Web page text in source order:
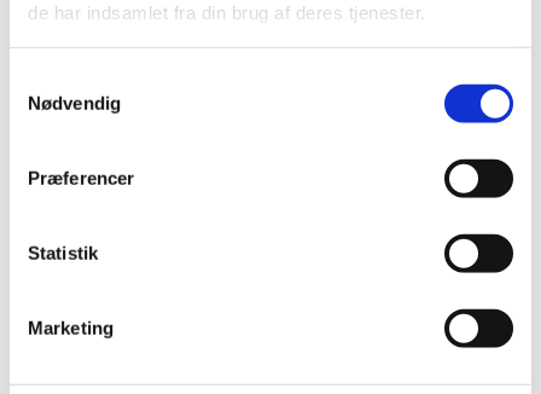
de har indsamlet fra din brug af deres tjenester.
Nødvendig
Præferencer
Statistik
Marketing
december (18)
november (19)
september (13)
juli (5)
februar (29)